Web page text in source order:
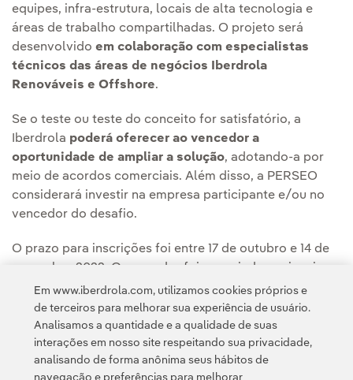
equipes, infra-estrutura, locais de alta tecnologia e
áreas de trabalho compartilhadas. O projeto será
desenvolvido em colaboração com especialistas
técnicos das áreas de negócios Iberdrola
Renováveis e Offshore.
Se o teste ou teste do conceito for satisfatório, a
Iberdrola poderá oferecer ao vencedor a
oportunidade de ampliar a solução, adotando-a por
meio de acordos comerciais. Além disso, a PERSEO
considerará investir na empresa participante e/ou no
vencedor do desafio.
O prazo para inscrições foi entre 17 de outubro e 14 de
novembro 2022. O vencedor foi anunciado em janeiro
de 2023.
Em www.iberdrola.com, utilizamos cookies próprios e
de terceiros para melhorar sua experiência de usuário.
Analisamos a quantidade e a qualidade de suas
interações em nosso site respeitando sua privacidade,
analisando de forma anônima seus hábitos de
navegação e preferências para melhorar